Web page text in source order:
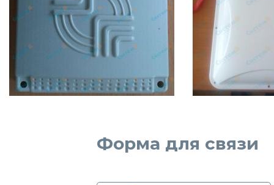
Форма для связи